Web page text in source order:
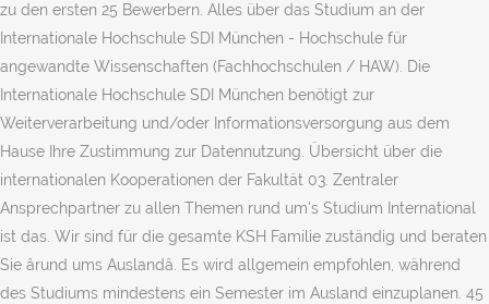
zu den ersten 25 Bewerbern. Alles über das Studium an der
Internationale Hochschule SDI München - Hochschule für
angewandte Wissenschaften (Fachhochschulen / HAW). Die
Internationale Hochschule SDI München benötigt zur
Weiterverarbeitung und/oder Informationsversorgung aus dem
Hause Ihre Zustimmung zur Datennutzung. Übersicht über die
internationalen Kooperationen der Fakultät 03. Zentraler
Ansprechpartner zu allen Themen rund um's Studium International
ist das. Wir sind für die gesamte KSH Familie zuständig und beraten
Sie ârund ums Auslandâ. Es wird allgemein empfohlen, während
des Studiums mindestens ein Semester im Ausland einzuplanen. 45